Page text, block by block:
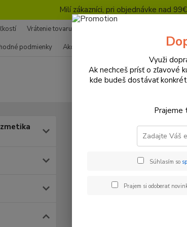
Milí zákazníci, pri objednávke nad
Vrátenie tovaru - Formulár
podmienky Ako nakupovať Ochrana
Sada plastov
Využi
Ak nechceš prísť o zľavové
kde budeš dostávať
Prajeme
Súhlasím so
Prajem si odoberať